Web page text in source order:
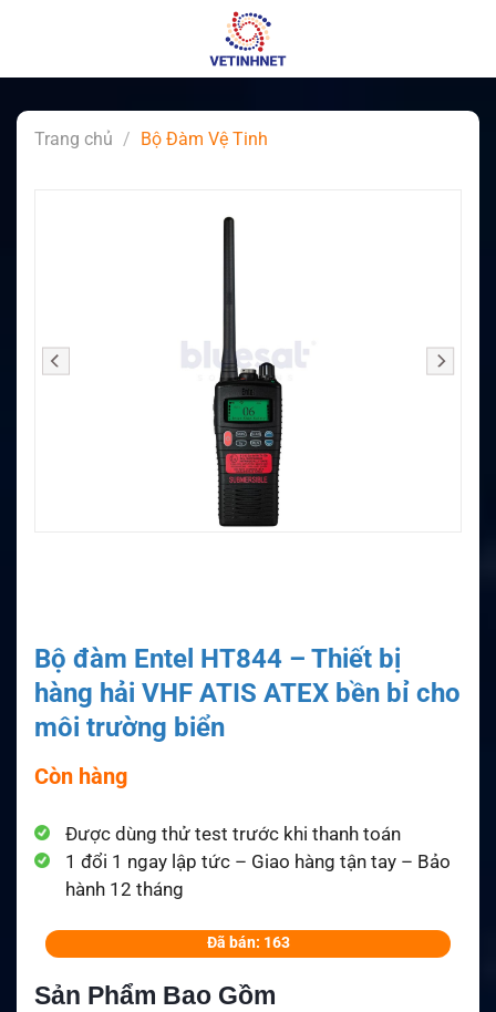
Trang chủ / Bộ Đàm Vệ Tinh
Bộ đàm Entel HT844 – Thiết bị
hàng hải VHF ATIS ATEX bền bỉ cho
môi trường biển
Còn hàng
Được dùng thử test trước khi thanh toán
1 đổi 1 ngay lập tức – Giao hàng tận tay – Bảo
hành 12 tháng
Đã bán: 163
Sản Phẩm Bao Gồm